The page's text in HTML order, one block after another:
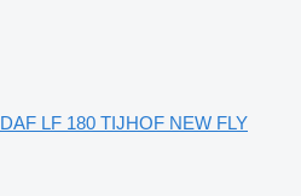
DAF LF 180 TIJHOF NEW FLY